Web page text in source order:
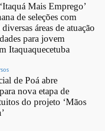
Mais Emprego’
de seleções com
áreas de atuação
para jovem
Itaquaquecetuba
de Poá abre
nova etapa de
do projeto ‘Mãos